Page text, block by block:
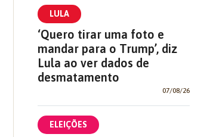
LULA
‘Quero tirar uma foto e
mandar para o Trump’, diz
Lula ao ver dados de
desmatamento
07/08/26
ELEIÇÕES